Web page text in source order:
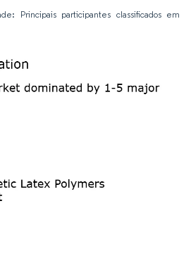
Principais participantes classificados em